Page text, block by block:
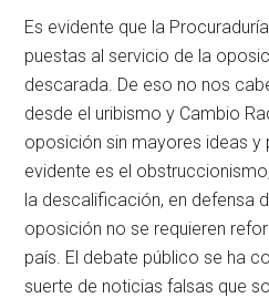
Es evidente que la
puestas al servicio de la
descarada. De eso no nos
desde el uribismo y Cambio
oposición sin mayores ideas y
evidente es el
la descalificación, en defensa
oposición no se requieren
país. El debate público se ha
suerte de noticias falsas que